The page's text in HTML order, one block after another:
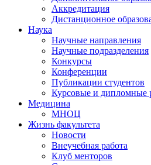
Аккредитация
Дистанционное
Наука
Научные направления
Научные подразделения
Конкурсы
Конференции
Публикации студентов
Курсовые и дипломные
Медицина
МНОЦ
Жизнь факультета
Новости
Внеучебная работа
Клуб менторов